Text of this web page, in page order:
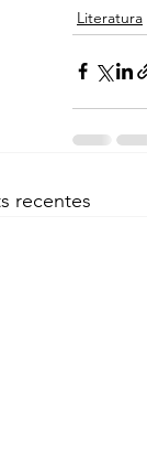
Literatura
recentes